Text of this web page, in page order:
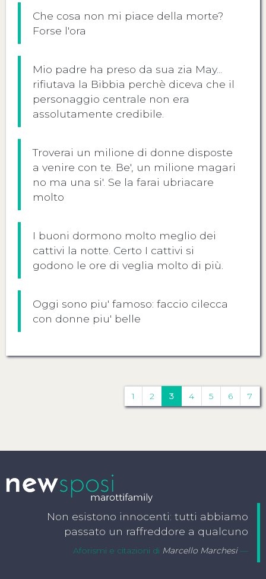
Che cosa non mi piace della morte?
Forse l'ora
Mio padre ha preso da sua zia May...
rifiutava la Bibbia perchè diceva che il
personaggio centrale non era
assolutamente credibile.
Troverai un milione di donne disposte
a venire con te. Be', un milione magari
no ma una si'. Se la farai ubriacare
molto
I buoni dormono molto meglio dei
cattivi la notte. Certo I cattivi si
godono le ore di veglia molto di più.
Oggi sono piu' famoso: faccio cilecca
con donne piu' belle
1 2 3 4 5 6 7
Non esistono innocenti: tutti abbiamo
passato un raffreddore a qualcuno
Aforismi e citazioni di Marcello Marchesi